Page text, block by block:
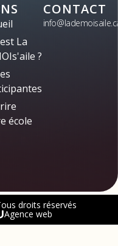
La
?
école
CONTACT
droits réservés
Agence web